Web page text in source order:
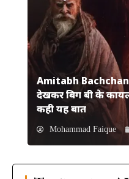
Amitabh
देखकर बिग बी के
कही यह बात
Mohammad Faique